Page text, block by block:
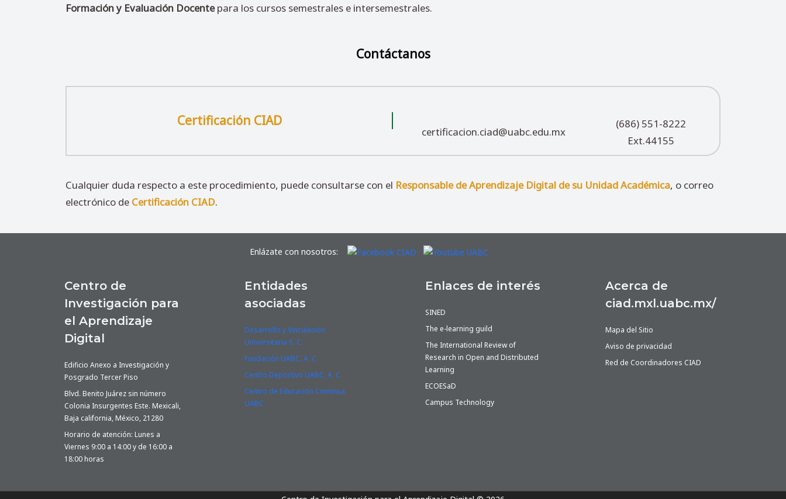
Formación y Evaluación Docentepara los cursos semestrales e intersemestrales.
Contáctanos
Certificación CIAD
certificacion.ciad@uabc.edu.mx
(686) 551-8222
Ext.44155
Cualquier duda respecto a este procedimiento, puede consultarse con el Responsable de Aprendizaje Digital de su Unidad Académica, o correo
electrónico de Certificación CIAD.
Enlázate con nosotros:
Centro de
Investigación para
el Aprendizaje
Digital
Edificio Anexo a Investigación y
Posgrado Tercer Piso
Blvd. Benito Juárez sin número
Colonia Insurgentes Este. Mexicali,
Baja california, México, 21280
Horario de atención: Lunes a
Viernes 9:00 a 14:00 y de 16:00 a
18:00 horas
Entidades
asociadas
Desarrollo y Vinculación
Universitaria S. C.
Fundación UABC, A. C.
Centro Deportivo UABC, A. C.
Centro de Educación Continua
UABC.
Enlaces de interés
SINED
The e-learning guild
The International Review of
Research in Open and Distributed
Learning
ECOESaD
Campus Technology
Acerca de
ciad.mxl.uabc.mx/
Mapa del Sitio
Aviso de privacidad
Red de Coordinadores CIAD